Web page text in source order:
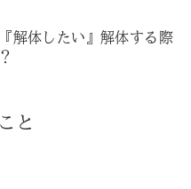
解体したい』解体する際
と